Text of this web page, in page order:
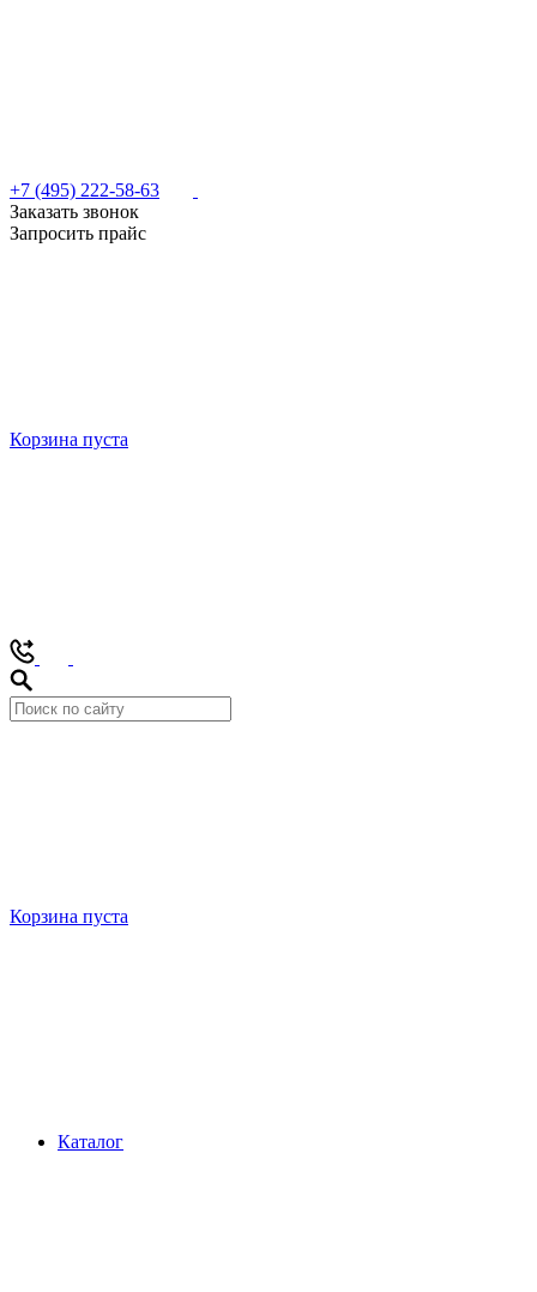
+7 (495) 222-58-63
Заказать звонок
Запросить прайс
Корзина пуста
Корзина пуста
Каталог